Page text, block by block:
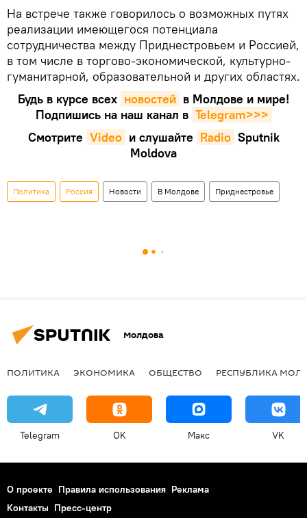
На встрече также говорилось о возможных путях
реализации имеющегося потенциала
сотрудничества между Приднестровьем и Россией,
в том числе в торгово-экономической, культурно-
гуманитарной, образовательной и других областях.
Будь в курсе всех новостей в Молдове и мире!
Подпишись на наш канал в Telegram>>>
Смотрите Video и слушайте Radio Sputnik
Moldova
Политика Россия Новости В Молдове Приднестровье
Молдова
ПОЛИТИКА ЭКОНОМИКА ОБЩЕСТВО РЕСПУБЛИКА
Telegram OK Макс VK
О проекте Правила использования Реклама
Контакты Пресс-центр